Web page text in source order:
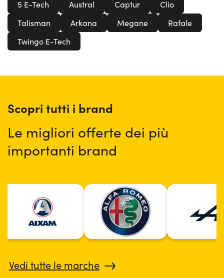
aziende di mettersi subito alla guida senza rinunciare alla
qualità del brand francese.
5 E-Tech Austral Captur
Clio
Talisman
Arkana Megane
Rafale
Twingo E-Tech
Scopri tutti i brand
Le migliori offerte dei più
importanti brand
Vedi tutte le marche